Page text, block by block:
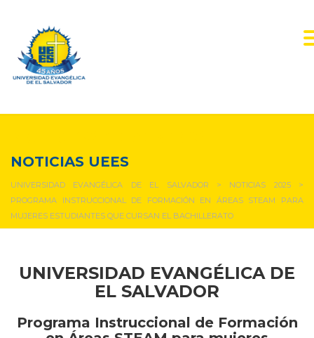
NOTICIAS UEES
UNIVERSIDAD EVANGÉLICA DE EL SALVADOR > NOTICIAS 2025>
PROGRAMA INSTRUCCIONAL DE FORMACIÓN EN ÁREAS STEAM PARA
MUJERES ESTUDIANTES QUE CURSAN EL BACHILLERATO
UNIVERSIDAD EVANGÉLICA DE
EL SALVADOR
Programa Instruccional de Formación